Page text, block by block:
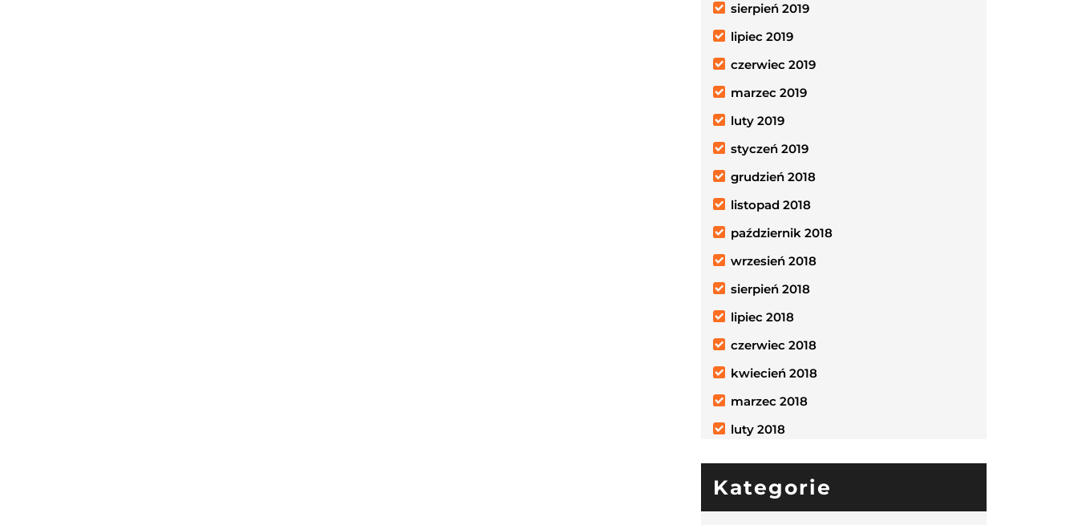
sierpień 2019
lipiec 2019
czerwiec 2019
marzec 2019
luty 2019
styczeń 2019
grudzień 2018
listopad 2018
październik 2018
wrzesień 2018
sierpień 2018
lipiec 2018
czerwiec 2018
kwiecień 2018
marzec 2018
luty 2018
Kategorie